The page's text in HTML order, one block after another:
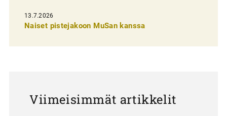
e
13.7.2026
Naiset pistejakoon MuSan kanssa
Viimeisimmät artikkelit